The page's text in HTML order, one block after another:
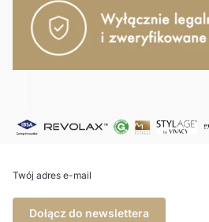
Twój adres e-mail
Dołącz do newslettera